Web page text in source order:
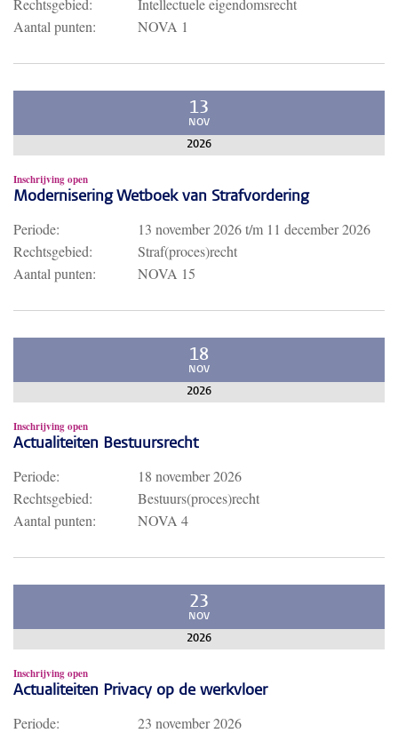
Rechtsgebied:
Intellectuele eigendomsrecht
Aantal punten:
NOVA 1
13
NOV
2026
Inschrijving open
Modernisering Wetboek van Strafvordering
Periode: 13 november 2026t/m 11 december 2026
Rechtsgebied:
Straf(proces)recht
Aantal punten:
NOVA 15
18
NOV
2026
Inschrijving open
Actualiteiten Bestuursrecht
Periode:
18 november 2026
Rechtsgebied:
Bestuurs(proces)recht
Aantal punten:
NOVA 4
23
NOV
2026
Inschrijving open
Actualiteiten Privacy op de werkvloer
Periode:
23 november 2026